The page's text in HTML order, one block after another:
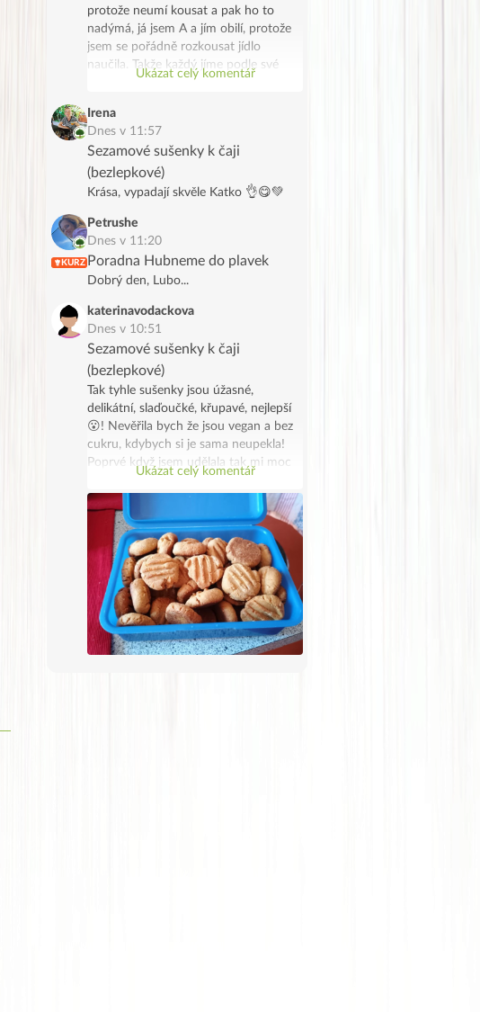
protože neumí kousat a pak ho to
nadýmá, já jsem A a jím obilí, protože
jsem se pořádně rozkousat jídlo
naučila. Takže každý jíme podle své
skupiny, on z lenosti a já protože se to
Ukázat celý komentář
Irena
Dnes v 11:57
Sezamové sušenky k čaji
(bezlepkové)
Krása, vypadají skvěle Katko 👌😋💚
KURZ
Petrushe
Dnes v 11:20
Poradna Hubneme do plavek
Dobrý den, Lubo...
katerinavodackova
Dnes v 10:51
Sezamové sušenky k čaji
(bezlepkové)
Tak tyhle sušenky jsou úžasné,
delikátní, slaďoučké, křupavé, nejlepší
😮! Nevěřila bych že jsou vegan a bez
cukru, kdybych si je sama neupekla!
Poprvé když jsem udělala tak mi moc
chutnaly, tak jsem udělala dvojitou
dávku s úpravami protože mi došlo
tahini a rýžová mouka, takže jsou z
kukuřičné mouky a z půlky z tahini a z
půlky z mandlovo kokosového másla.
A jsou snad ještě lepší! Stále se
přesvědčuji, že zdravé je dobré😁😁.
Na vánoce je slepím marmeládou jako
linecké, připomínají mi ho. Ale je
pravda, že běžným strávníkům asi
Ukázat celý komentář